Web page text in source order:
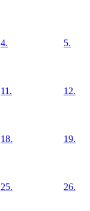
4. 5.
11. 12.
18. 19.
25. 26.